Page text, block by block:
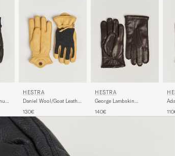
HESTRA
Daniel Wool/Goat Leather
130€
HESTRA
George Lambskin
Espresso
140€